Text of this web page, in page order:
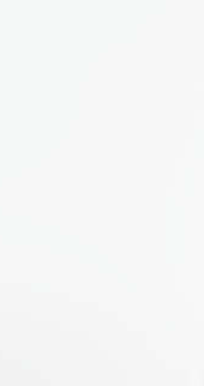
после
«после
вносит деньги
(k), называемая
новая,